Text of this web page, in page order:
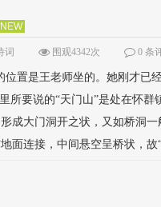
NEW
词 围观4342次 0 条
位置是王老师坐的。她刚才已
所要说的“天门山”是处在怀
成大门洞开之状，又如桥洞
面连接，中间悬空呈桥状，故